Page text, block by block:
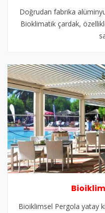
Doğrudan fabrika
Bioklimatik çardak,
Bioiklimsel Pergola yatay